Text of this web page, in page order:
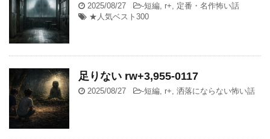
2025/08/27 -短編 r+
定番・名作怖い話
★人気ベスト300
足りない rw+3,955-0117
2025/08/27 -短編 r+ 洒落にならない怖い話